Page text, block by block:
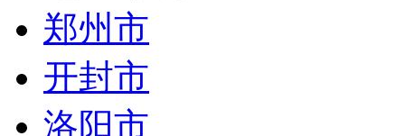
郑州市
开封市
洛阳市